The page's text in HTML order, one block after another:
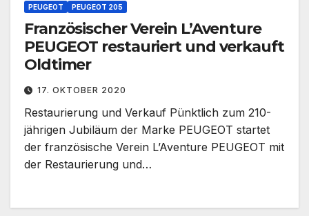
PEUGEOT PEUGEOT 205
Französischer Verein L’Aventure
PEUGEOT restauriert und verkauft
Oldtimer
17. OKTOBER 2020
Restaurierung und Verkauf Pünktlich zum 210-
jährigen Jubiläum der Marke PEUGEOT startet
der französische Verein L’Aventure PEUGEOT mit
der Restaurierung und…